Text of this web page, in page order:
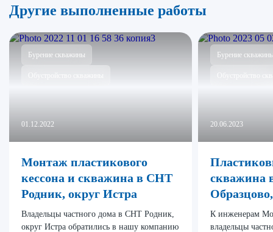
Другие выполненные работы
Бурение скважины
01.12.2022
Монтаж пластикового
кессона и скважина в СНТ
Родник, округ Истра
Владельцы частного дома в СНТ Родник,
округ Истра обратились в нашу компанию
Бурение
Обустройство
20.06.2023
скважина
К инженерам
владельцы